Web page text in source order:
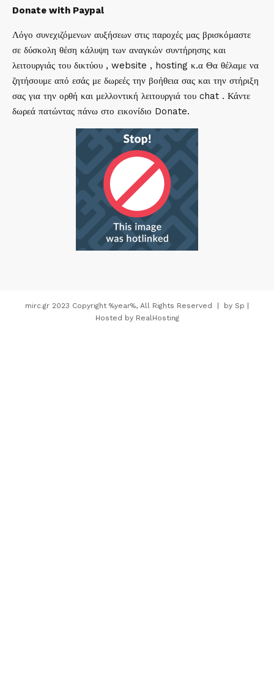
Donate with Paypal
Λόγο συνεχιζόμενων αυξήσεων στις παροχές μας βρισκόμαστε
σε δύσκολη θέση κάλυψη των αναγκών συντήρησης και
λειτουργιάς του δικτύου , website , hosting κ.α Θα θέλαμε να
ζητήσουμε από εσάς με δωρεές την βοήθεια σας και την στήριξη
σας για την ορθή και μελλοντική λειτουργιά του chat . Κάντε
δωρεά πατώντας πάνω στο εικονίδιο Donate.
mirc.gr 2023 Copyright %year%, All Rights Reserved | by Sp |
Hosted by RealHosting